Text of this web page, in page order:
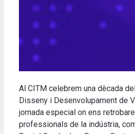
Al CITM celebrem una dècada
Disseny i Desenvolupament de
jornada especial on ens
professionals de la indústria,